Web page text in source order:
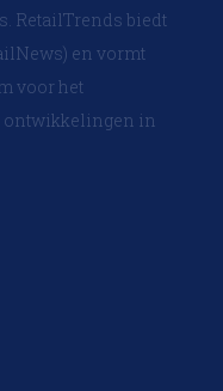
RetailTrends biedt
en vormt
voor het
ontwikkelingen in